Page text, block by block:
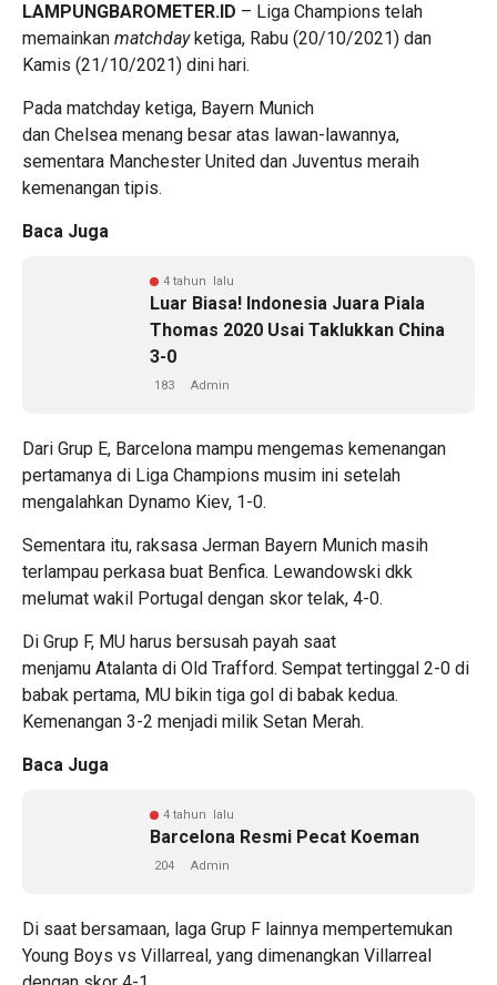
LAMPUNGBAROMETER.ID – Liga Champions telah
memainkan matchdayketiga, Rabu (20/10/2021) dan
Kamis (21/10/2021) dini hari.
Pada matchday ketiga, Bayern Munich
dan Chelsea menang besar atas lawan-lawannya,
sementara Manchester United dan Juventus meraih
kemenangan tipis.
Baca Juga
4 tahun lalu
Luar Biasa! Indonesia Juara Piala
Thomas 2020 Usai Taklukkan China
3-0
183 Admin
Dari Grup E, Barcelona mampu mengemas kemenangan
pertamanya di Liga Champions musim ini setelah
mengalahkan Dynamo Kiev, 1-0.
Sementara itu, raksasa Jerman Bayern Munich masih
terlampau perkasa buat Benfica. Lewandowski dkk
melumat wakil Portugal dengan skor telak, 4-0.
Di Grup F, MU harus bersusah payah saat
menjamu Atalanta di Old Trafford. Sempat tertinggal 2-0 di
babak pertama, MU bikin tiga gol di babak kedua.
Kemenangan 3-2 menjadi milik Setan Merah.
Baca Juga
4 tahun lalu
Barcelona Resmi Pecat Koeman
204 Admin
Di saat bersamaan, laga Grup F lainnya mempertemukan
Young Boys vs Villarreal, yang dimenangkan Villarreal